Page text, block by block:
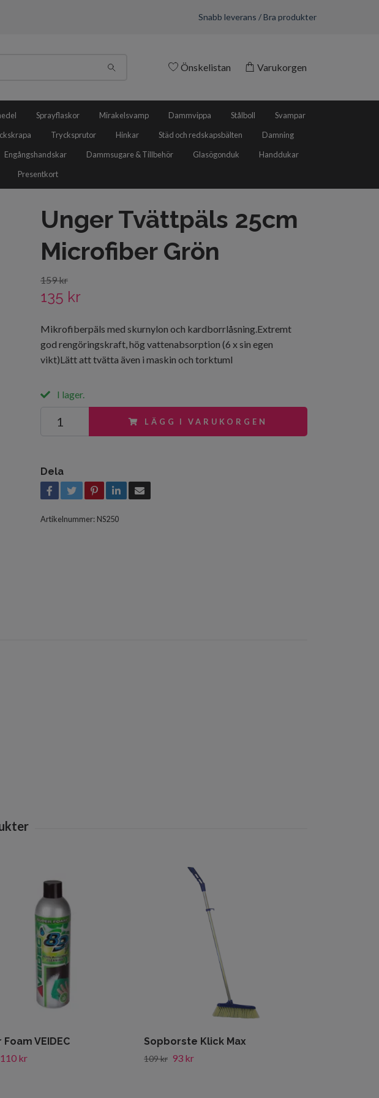
Snabb leverans / Bra produkter
Önskelistan Varukorgen
Sprayflaskor Mirakelsvamp Dammvippa Stålboll
Svampar
Trycksprutor Hinkar Städ och redskapsbälten
Damning
Engångshandskar Dammsugare & Tillbehör Glasögonduk
Handdukar
Presentkort
Unger Tvättpäls 25cm
Microfiber Grön
159 kr
135 kr
Mikrofiberpäls med skurnylon och kardborrlåsning.Extremt
god rengöringskraft, hög vattenabsorption (6 x sin egen
vikt)Lätt att tvätta även i maskin och torktuml
I lager.
LÄGG I VARUKORGEN
Dela
Artikelnummer: NS250
VEIDEC
110 kr
Sopborste Klick Max
109 kr 93 kr